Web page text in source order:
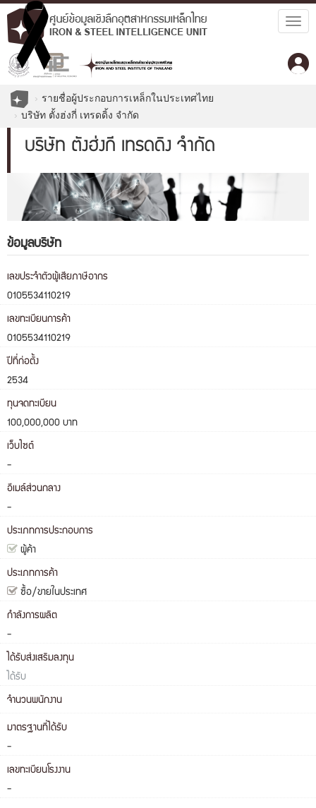
รายชื่อผู้ประกอบการเหล็กในประเทศไทย
บริษัท ตั้งฮ่งกี่ เทรดดิ้ง จำกัด
บริษัท ตั้งฮ่งกี่ เทรดดิ้ง จำกัด
ข้อมูลบริษัท
เลขประจำตัวผู้เสียภาษีอากร
0105534110219
เลขทะเบียนการค้า
0105534110219
ปีที่ก่อตั้ง
2534
ทุนจดทะเบียน
100,000,000 บาท
เว็บไซต์
-
อีเมล์ส่วนกลาง
-
ประเภทการประกอบการ
ผู้ค้า
ประเภทการค้า
ซื้อ/ขายในประเทศ
กำลังการผลิต
-
ได้รับส่งเสริมลงทุน
ได้รับ
จำนวนพนักงาน
มาตรฐานที่ได้รับ
-
เลขทะเบียนโรงงาน
-